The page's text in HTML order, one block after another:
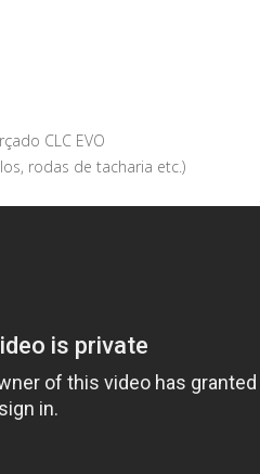
CLC EVO
rodas de tacharia etc.)